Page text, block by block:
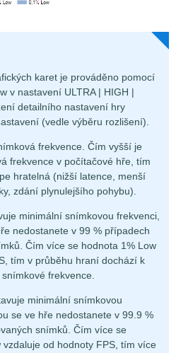
karet je prováděno pomocí
v nastavení ULTRA | HIGH |
detailního nastavení hry
(vedle výběru rozlišení).
frekvence. Čím vyšší je
frekvence v počítačové hře, tím
hratelná (nižší latence, menší
zdání plynulejšího pohybu).
minimální snímkovou frekvenci,
nedostanete v 99 % případech
Čím více se hodnota 1% Low
tím v průběhu hraní dochází k
frekvence.
minimální snímkovou
se ve hře nedostanete v 99.9 %
snímků. Čím více se
vzdaluje od hodnoty FPS, tím více